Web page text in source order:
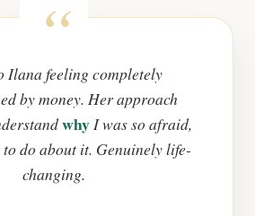
Ilana feeling completely
by money. Her approach
whyI was so afraid,
do about it. Genuinely life-
changing.